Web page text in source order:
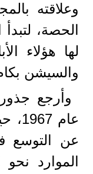
وعلاقته
الحصة،
لها هؤلاء
والسيشن
وأرجع
عام
عن التوسع
الموارد